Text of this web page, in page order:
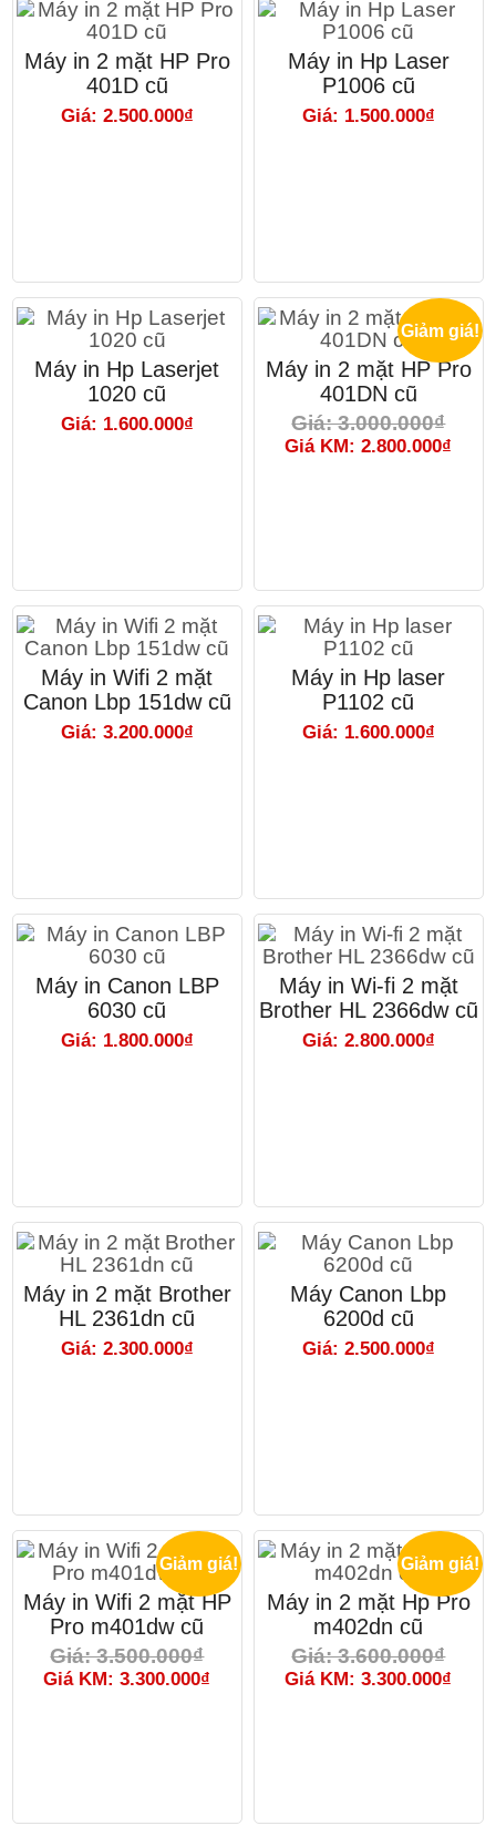
Máy in 2 mặt HP Pro
401D cũ
Giá: 2.500.000₫
Máy in Hp Laser
P1006 cũ
Giá: 1.500.000₫
Máy in Hp Laserjet
1020 cũ
Giá: 1.600.000₫
Giảm giá!
Máy in 2 mặt HP Pro
401DN cũ
Giá: 3.000.000₫
Giá KM: 2.800.000₫
Máy in Wifi 2 mặt
Canon Lbp 151dw cũ
Giá: 3.200.000₫
Máy in Hp laser
P1102 cũ
Giá: 1.600.000₫
Máy in Canon LBP
6030 cũ
Giá: 1.800.000₫
Máy in Wi-fi 2 mặt
Brother HL 2366dw cũ
Giá: 2.800.000₫
Máy in 2 mặt Brother
HL 2361dn cũ
Giá: 2.300.000₫
Máy Canon Lbp
6200d cũ
Giá: 2.500.000₫
Giảm giá!
Máy in Wifi 2 mặt HP
Pro m401dw cũ
Giá: 3.500.000₫
Giá KM: 3.300.000₫
Giảm giá!
Máy in 2 mặt Hp Pro
m402dn cũ
Giá: 3.600.000₫
Giá KM: 3.300.000₫